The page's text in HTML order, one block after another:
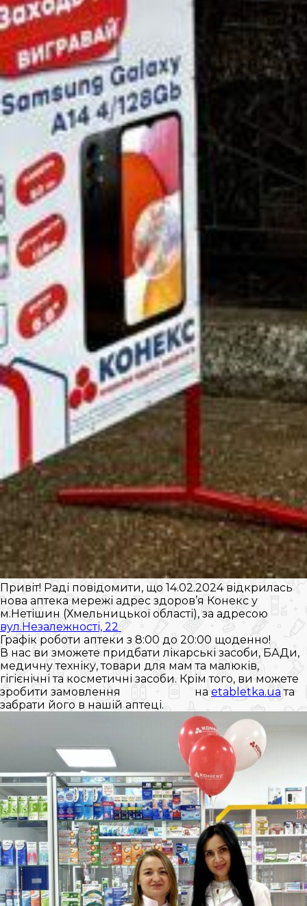
Привіт! Раді повідомити, що 14.02.2024 відкрилась
нова аптека мережі адрес здоров’я Конекс у
м.Нетішин (Хмельницької області), за адресою
вул.Незалежності, 22
Графік роботи аптеки з 8:00 до 20:00 щоденно!
В нас ви зможете придбати лікарські засоби, БАДи,
медичну техніку, товари для мам та малюків,
гігієнічні та косметичні засоби. Крім того, ви можете
зробити замовлення на etabletka.ua та
забрати його в нашій аптеці.